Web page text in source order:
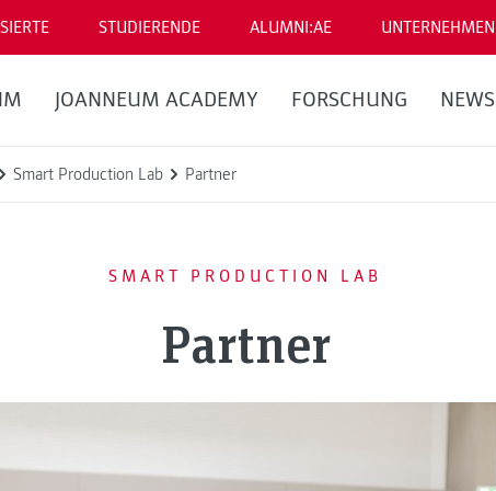
STUDIERENDE ALUMNI:AE UNTERNEHMEN
JOANNEUM ACADEMY FORSCHUNG NEWS
Smart Production Lab Partner
SMART PRODUCTION LAB
Partner